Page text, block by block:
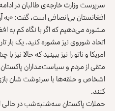
سرپرست وزارت خارجه‌ی طالبان در
افغانستان بی‌انصافی است، گفت:
مشوره می‌دهیم که اگر با نگاه کم به
اتحاد شوروی نیز مشوره کنید. یک بار
امریکا و ناتو را نیز ببینید که حالا
متقی از مردم و سیاست‌مداران
اشخاص و حلقه‌ها با سرنوشت شان
کنند.
حملات پاکستان سه‌شنبه‌شب در حالی